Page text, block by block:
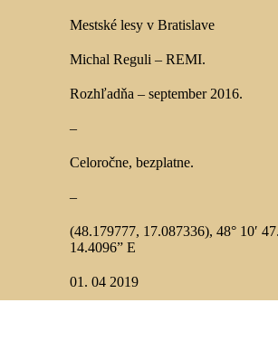
Mestské lesy v Bratislave
Michal Reguli – REMI.
Rozhľadňa – september 2016.
–
Celoročne, bezplatne.
–
(48.179777, 17.087336), 48° 10′
14.4096” E
01. 04 2019